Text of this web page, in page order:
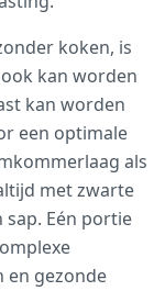
koken, is
kan worden
kan worden
een optimale
als
met zwarte
Eén portie
en gezonde